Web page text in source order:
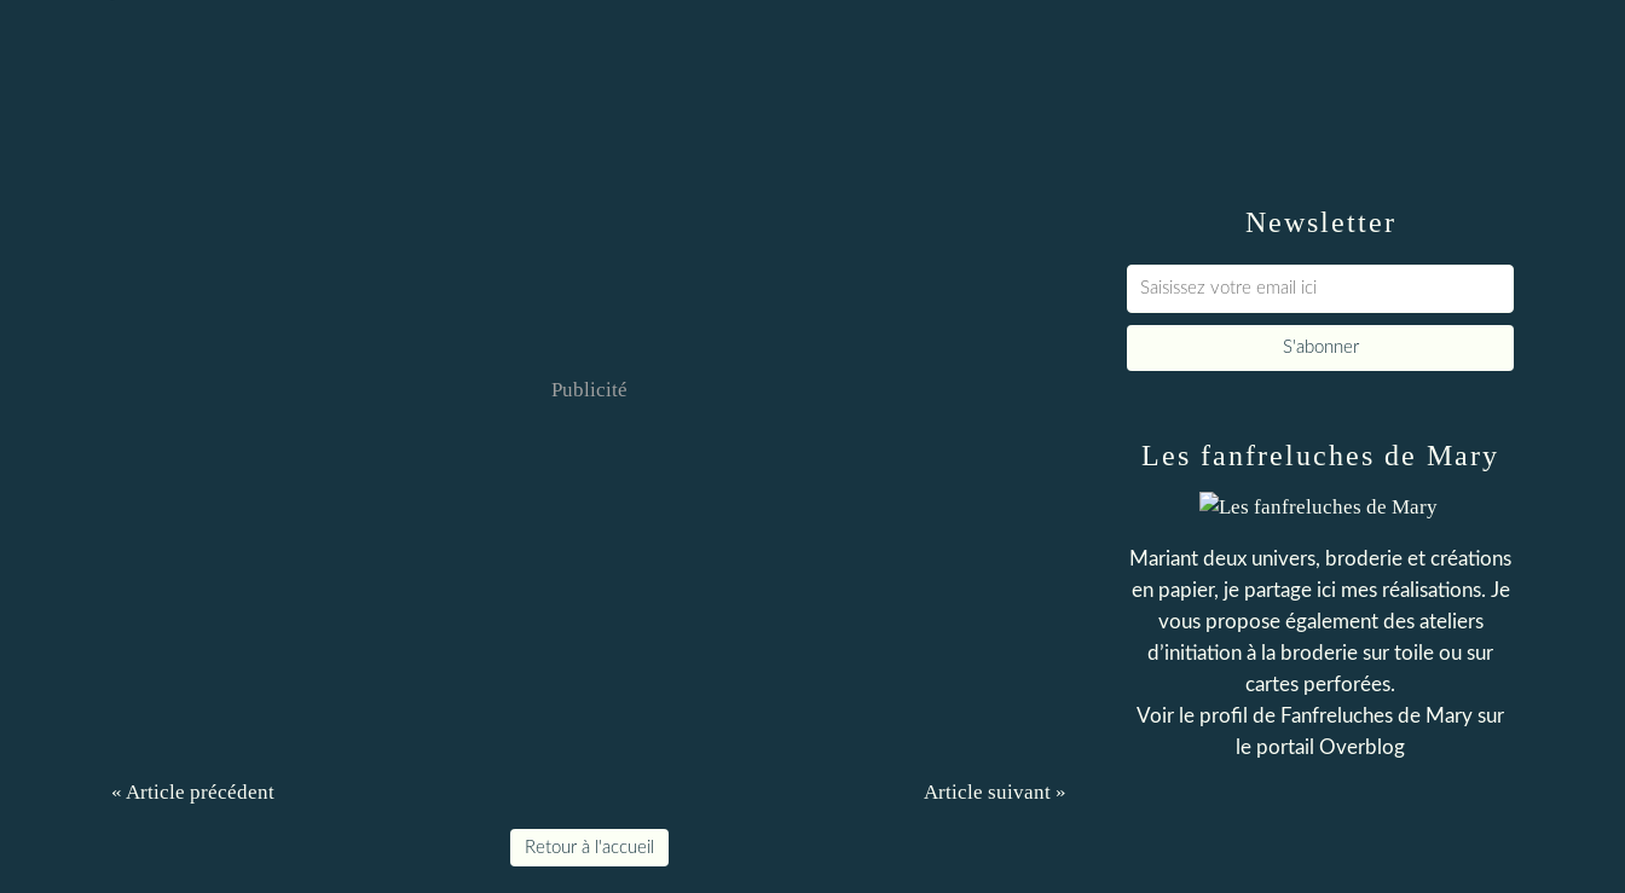
Publicité
« Article précédent Article suivant »
Retour à l'accueil
Newsletter
Les fanfreluches de Mary
Mariant deux univers, broderie et créations
en papier, je partage ici mes réalisations. Je
vous propose également des ateliers
d’initiation à la broderie sur toile ou sur
cartes perforées.
Voir le profil de Fanfreluches de Mary sur
le portail Overblog